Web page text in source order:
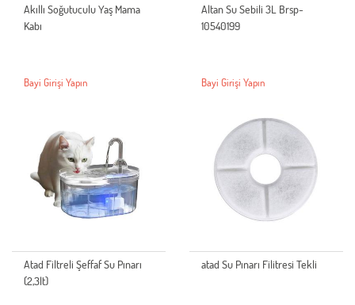
Akıllı Soğutuculu Yaş Mama
Kabı
Bayi Girişi Yapın
Altan Su Sebili 3L Brsp-
10540199
Bayi Girişi Yapın
Atad Filtreli Şeffaf Su Pınarı
(2,3lt)
atad Su Pınarı Filitresi Tekli